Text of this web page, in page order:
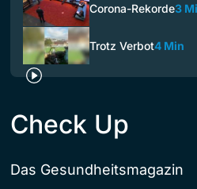
Corona-Rekorde3
Trotz Verbot4 Min
Check Up
Das Gesundheitsmagazin